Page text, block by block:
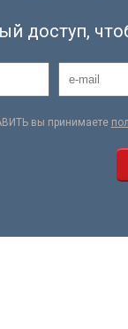
доступ,
вы принимаете